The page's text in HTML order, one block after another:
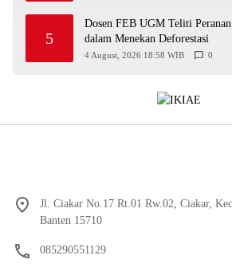
5
Dosen FEB UGM Teliti
dalam Menekan Deforestasi
4 August, 2026 18:58 WIB 0
Jl. Ciakar No.17 Rt.01 Rw.02, Ciakar,
Banten 15710
085290551129